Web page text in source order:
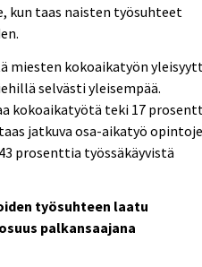
kun taas naisten työsuhteet
miesten kokoaikatyön
selvästi yleisempää.
kokoaikatyötä teki 17
jatkuva osa-aikatyö
prosenttia työssäkäyvistä
työsuhteen laatu
palkansaajana